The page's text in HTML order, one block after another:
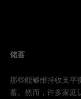
储蓄
那些能够维持收支平
蓄。然而，许多家庭